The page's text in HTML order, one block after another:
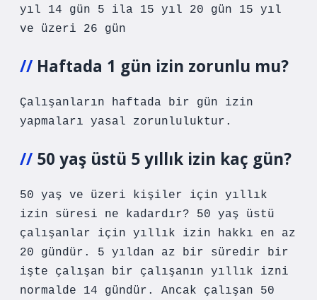
yıl 14 gün 5 ila 15 yıl 20 gün 15 yıl
ve üzeri 26 gün
Haftada 1 gün izin zorunlu mu?
Çalışanların haftada bir gün izin
yapmaları yasal zorunluluktur.
50 yaş üstü 5 yıllık izin kaç gün?
50 yaş ve üzeri kişiler için yıllık
izin süresi ne kadardır? 50 yaş üstü
çalışanlar için yıllık izin hakkı en az
20 gündür. 5 yıldan az bir süredir bir
işte çalışan bir çalışanın yıllık izni
normalde 14 gündür. Ancak çalışan 50